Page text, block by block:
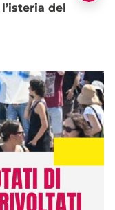
del